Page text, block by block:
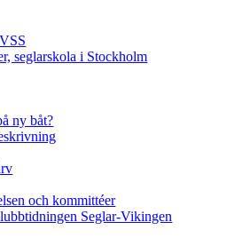
seglarskola i Stockholm
ny båt?
och kommittéer
Seglar-Vikingen